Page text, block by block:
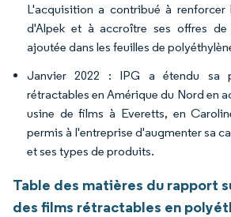
L'acquisition a contribué à
d'Alpek et à accroître ses offres
ajoutée dans les feuilles de
Janvier 2022 : IPG a étendu sa
rétractables en Amérique du Nord en
usine de films à Everetts, en
permis à l'entreprise d'augmenter sa
et ses types de produits.
Table des matières du rapport
des films rétractables en